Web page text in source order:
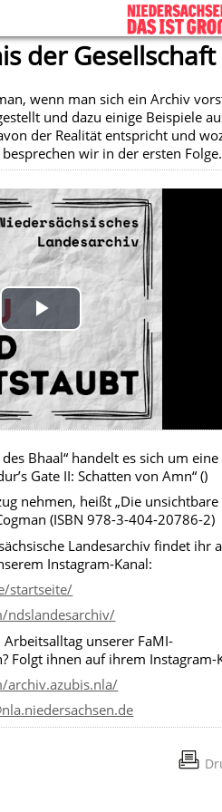
der Gesellschaft
wenn man sich ein Archiv
und dazu einige Beispiele
der Realität entspricht und
wir in der ersten Folge.
Play
Video
Bhaal“ handelt es sich um eine
Gate II: Schatten von Amn“ ()
nehmen, heißt „Die unsichtbare
(ISBN 978-3-404-20786-2)
Landesarchiv findet ihr
Instagram-Kanal:
startseite/
ndslandesarchiv/
unserer FaMI-
Folgt ihnen auf ihrem Instagram-
archiv.azubis.nla/